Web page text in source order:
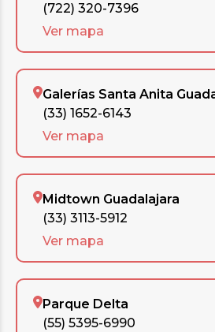
(722) 320-7396
Ver mapa
Galerías Santa Anita
(33) 1652-6143
Ver mapa
Midtown Guadalajara
(33) 3113-5912
Ver mapa
Parque Delta
(55) 5395-6990